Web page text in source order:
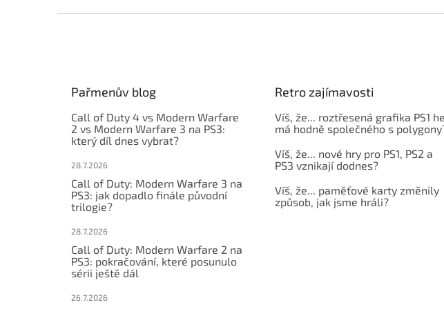
Pařmenův blog
Call of Duty 4 vs Modern Warfare
2 vs Modern Warfare 3 na PS3:
který díl dnes vybrat?
28.7.2026
Call of Duty: Modern Warfare 3 na
PS3: jak dopadlo finále původní
trilogie?
28.7.2026
Call of Duty: Modern Warfare 2 na
PS3: pokračování, které posunulo
sérii ještě dál
26.7.2026
Retro zajímavosti
Víš, že... roztřesená grafika PS1
má hodně společného s
Víš, že... nové hry pro PS1, PS2 a
PS3 vznikají dodnes?
Víš, že... paměťové karty změnily
způsob, jak jsme hráli?